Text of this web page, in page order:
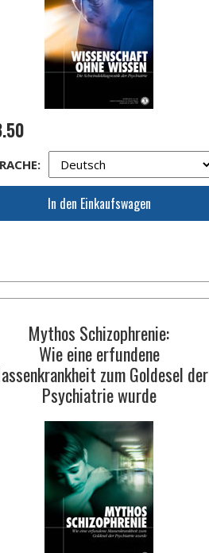
In den Einkaufswagen
Mythos Schizophrenie:
Wie eine erfundene
zum Goldesel der
Psychiatrie wurde